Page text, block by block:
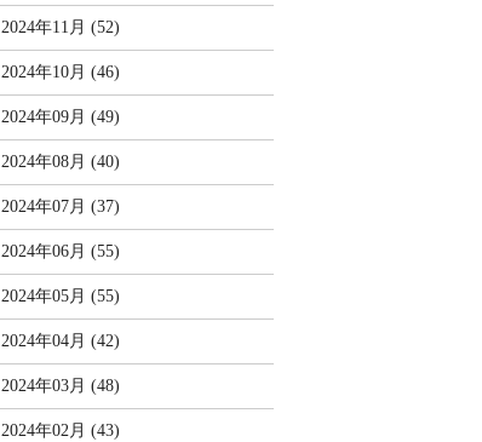
2024年11月 (52)
2024年10月 (46)
2024年09月 (49)
2024年08月 (40)
2024年07月 (37)
2024年06月 (55)
2024年05月 (55)
2024年04月 (42)
2024年03月 (48)
2024年02月 (43)